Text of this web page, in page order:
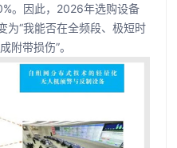
。因此，2026年选购设备
为“我能否在全频段、极短时
附带损伤”。